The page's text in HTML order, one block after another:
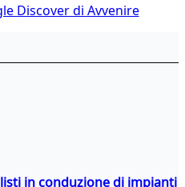
Discover di Avvenire
in conduzione di impianti